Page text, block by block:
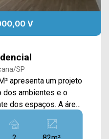
V
SP
apresenta um projeto
dos ambientes e o
espaços. A área
de estar e jantar
planejada já